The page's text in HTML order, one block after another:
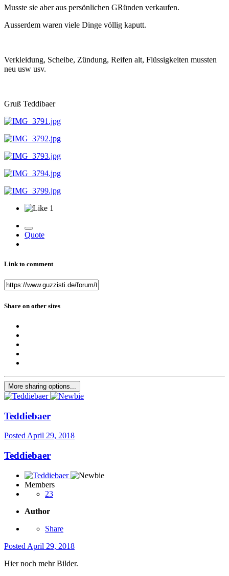
Musste sie aber aus persönlichen GRünden verkaufen.
Ausserdem waren viele Dinge völlig kaputt.
Verkleidung, Scheibe, Zündung, Reifen alt, Flüssigkeiten mussten
neu usw usv.
Gruß Teddibaer
1
Quote
Link to comment
Share on other sites
More sharing options...
Teddiebaer
Posted April 29, 2018
Teddiebaer
Members
23
Author
Share
Posted April 29, 2018
Hier noch mehr Bilder.